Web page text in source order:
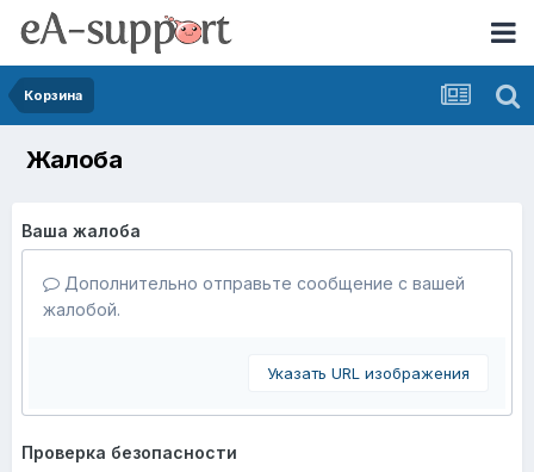
Корзина
Жалоба
Ваша жалоба
Дополнительно отправьте сообщение с вашей
жалобой.
Указать URL изображения
Проверка безопасности